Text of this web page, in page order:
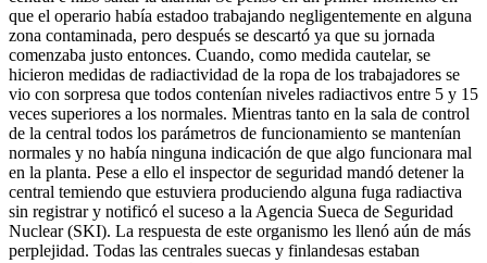
que el operario había estadoo trabajando negligentemente en alguna
zona contaminada, pero después se descartó ya que su jornada
comenzaba justo entonces. Cuando, como medida cautelar, se
hicieron medidas de radiactividad de la ropa de los trabajadores se
vio con sorpresa que todos contenían niveles radiactivos entre 5 y 15
veces superiores a los normales. Mientras tanto en la sala de control
de la central todos los parámetros de funcionamiento se mantenían
normales y no había ninguna indicación de que algo funcionara mal
en la planta. Pese a ello el inspector de seguridad mandó detener la
central temiendo que estuviera produciendo alguna fuga radiactiva
sin registrar y notificó el suceso a la Agencia Sueca de Seguridad
Nuclear (SKI). La respuesta de este organismo les llenó aún de más
perplejidad. Todas las centrales suecas y finlandesas estaban